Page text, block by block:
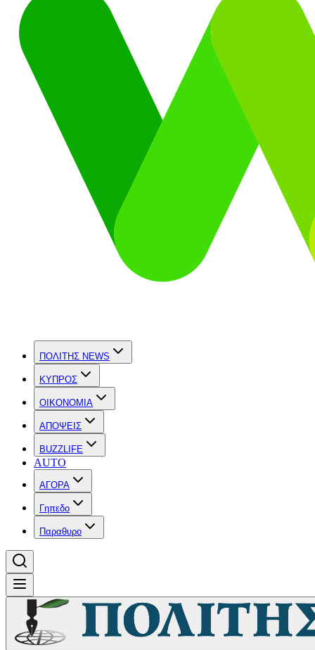
ΠΟΛΙΤΗΣ NEWS
ΚΥΠΡΟΣ
OIKONOMIA
ΑΠΟΨΕΙΣ
BUZZLIFE
AUTO
ΑΓΟΡΑ
Γηπεδο
Παραθυρο